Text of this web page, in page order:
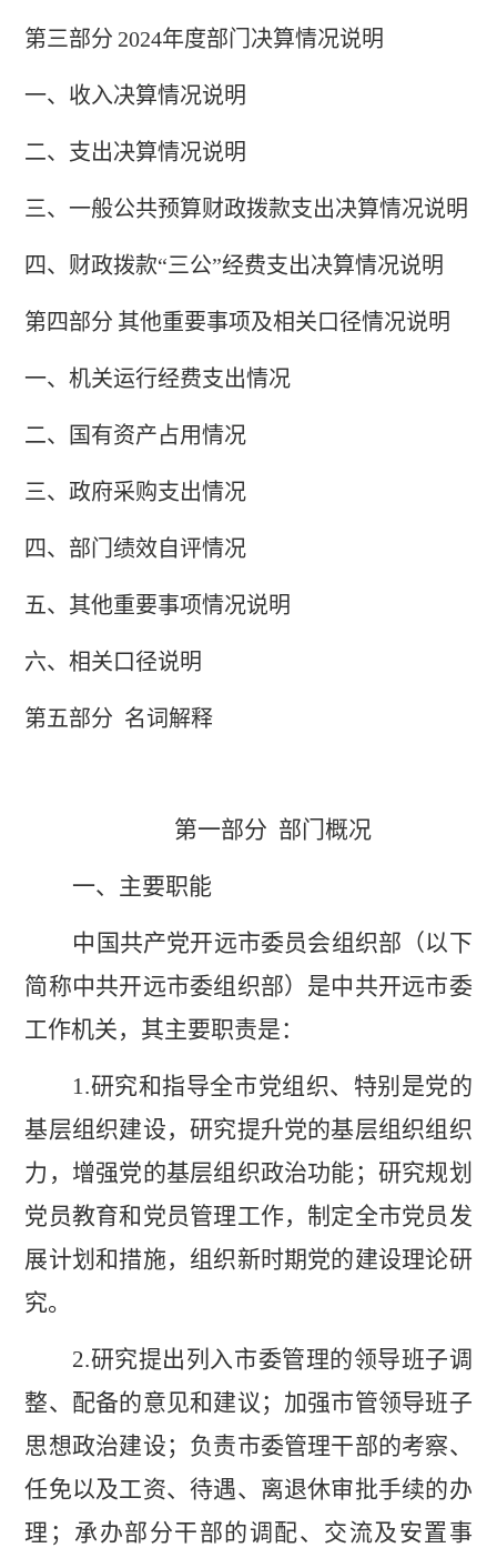
第三部分 2024年度部门决算情况说明
一、收入决算情况说明
二、支出决算情况说明
三、一般公共预算财政拨款支出决算情况说明
四、财政拨款“三公”经费支出决算情况说明
第四部分 其他重要事项及相关口径情况说明
一、机关运行经费支出情况
二、 国有资产占用情况
三、政府采购支出情况
四、 部门绩效自评情况
五、 其他重要事项情况说明
六、相关口径说明
第五部分 名词解释
第一部分 部门概况
一、主要职能
中国共产党开远市委员会组织部（以下
简称中共开远市委组织部）是中共开远市委
工作机关，其主要职责是：
1.研究和指导全市党组织、特别是党的
基层组织建设，研究提升党的基层组织组织
力，增强党的基层组织政治功能；研究规划
党员教育和党员管理工作，制定全市党员发
展计划和措施，组织新时期党的建设理论研
究。
2.研究提出列入市委管理的领导班子调
整、配备的意见和建议；加强市管领导班子
思想政治建设；负责市委管理干部的考察、
任免以及工资、待遇、离退休审批手续的办
理；承办部分干部的调配、交流及安置事